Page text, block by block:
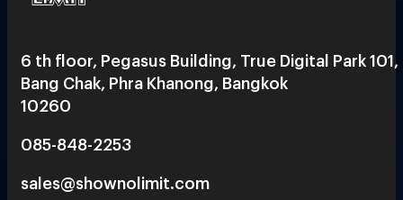
6 th floor, Pegasus Building, True Digital Park 101,
Bang Chak, Phra Khanong, Bangkok
10260
085-848-2253
sales@shownolimit.com